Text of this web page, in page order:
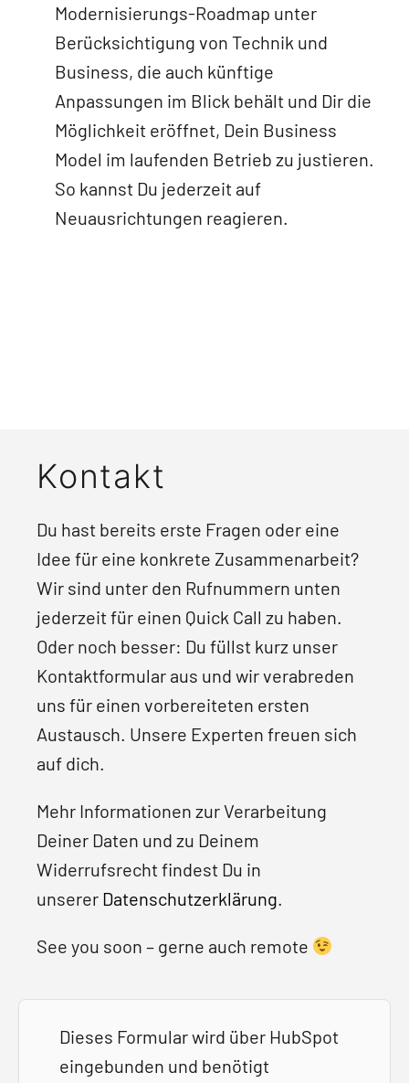
Modernisierungs-Roadmap unter
Berücksichtigung von Technik und
Business, die auch künftige
Anpassungen im Blick behält und Dir die
Möglichkeit eröffnet, Dein Business
Model im laufenden Betrieb zu justieren.
So kannst Du jederzeit auf
Neuausrichtungen reagieren.
Kontakt
Du hast bereits erste Fragen oder eine
Idee für eine konkrete Zusammenarbeit?
Wir sind unter den Rufnummern unten
jederzeit für einen Quick Call zu haben.
Oder noch besser: Du füllst kurz unser
Kontaktformular aus und wir verabreden
uns für einen vorbereiteten ersten
Austausch. Unsere Experten freuen sich
auf dich.
Mehr Informationen zur Verarbeitung
Deiner Daten und zu Deinem
Widerrufsrecht findest Du in
unserer Datenschutzerklärung.
See you soon – gerne auch remote
Dieses Formular wird über HubSpot
eingebunden und benötigt